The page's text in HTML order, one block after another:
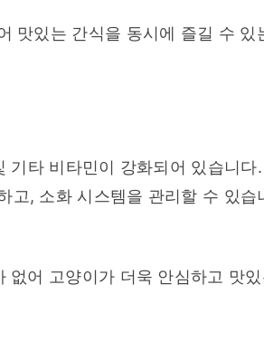
맛있는 간식을 동시에 즐길 수 있
기타 비타민이 강화되어 있습니다.
고, 소화 시스템을 관리할 수 있습
없어 고양이가 더욱 안심하고 맛